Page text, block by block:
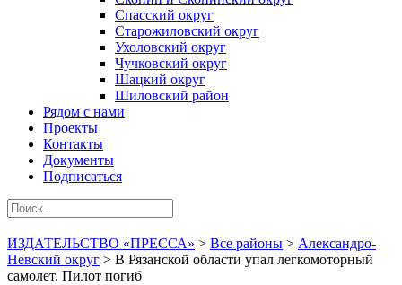
Спасский округ
Старожиловский округ
Ухоловский округ
Чучковский округ
Шацкий округ
Шиловский район
Рядом с нами
Проекты
Контакты
Документы
Подписаться
ИЗДАТЕЛЬСТВО «ПРЕССА» > Все районы > Александро-
Невский округ > В Рязанской области упал легкомоторный
самолет. Пилот погиб